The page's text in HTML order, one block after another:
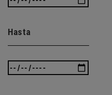
Hasta